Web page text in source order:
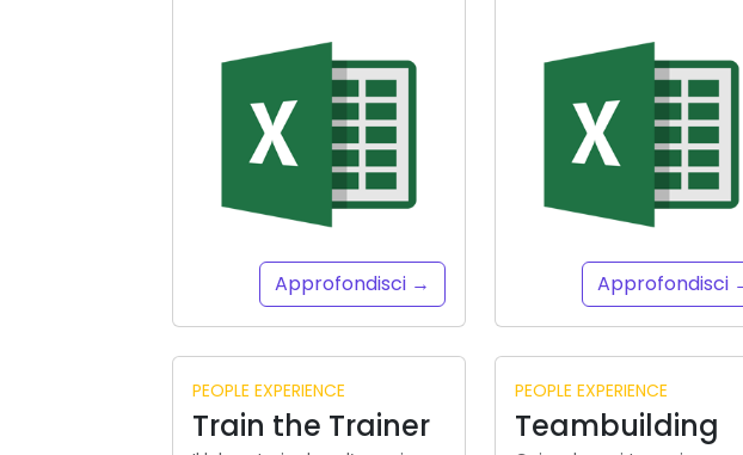
Approfondisci → Approfondisci
PEOPLE EXPERIENCE
Train the Trainer
PEOPLE EXPERIENCE
Teambuilding